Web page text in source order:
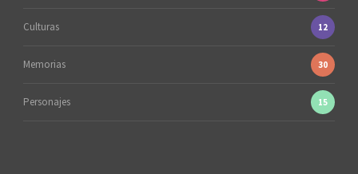
Culturas 12
Memorias 30
Personajes 15